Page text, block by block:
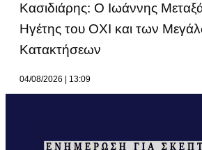
Κασιδιάρης: Ο Ιωάννης
Ηγέτης του ΟΧΙ και των
Κατακτήσεων
04/08/2026 13:09